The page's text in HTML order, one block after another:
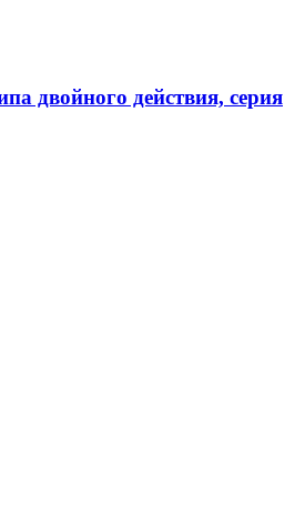
двойного действия, серия